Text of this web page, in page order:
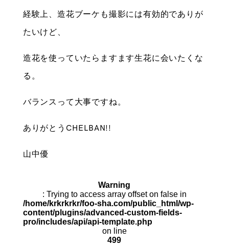
経験上、造花ブーケも撮影には有効的でありが
たいけど、
造花を使っていたらますます生花に会いたくな
る。
バランスって大事ですね。
ありがとうCHELBAN!!
山中優
Warning
: Trying to access array offset on false in
/home/krkrkrkr/foo-sha.com/public_html/wp-
content/plugins/advanced-custom-fields-
pro/includes/api/api-template.php
on line
499